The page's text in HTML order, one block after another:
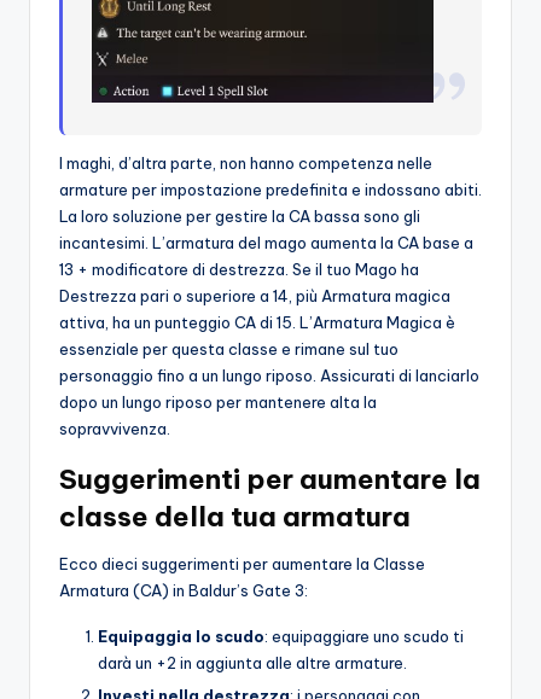
I maghi, d’altra parte, non hanno competenza nelle
armature per impostazione predefinita e indossano abiti.
La loro soluzione per gestire la CA bassa sono gli
incantesimi. L’armatura del mago aumenta la CA base a
13 + modificatore di destrezza. Se il tuo Mago ha
Destrezza pari o superiore a 14, più Armatura magica
attiva, ha un punteggio CA di 15. L’Armatura Magica è
essenziale per questa classe e rimane sul tuo
personaggio fino a un lungo riposo. Assicurati di lanciarlo
dopo un lungo riposo per mantenere alta la
sopravvivenza.
Suggerimenti per aumentare la
classe della tua armatura
Ecco dieci suggerimenti per aumentare la Classe
Armatura (CA) in Baldur’s Gate 3:
Equipaggia lo scudo: equipaggiare uno scudo ti
darà un +2 in aggiunta alle altre armature.